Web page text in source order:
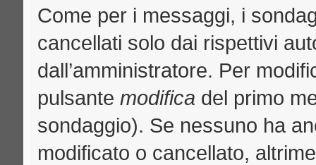
Come per i messaggi, i
cancellati solo dai rispettivi
dall’amministratore. Per
pulsante modifica del primo
sondaggio). Se nessuno ha
modificato o cancellato,